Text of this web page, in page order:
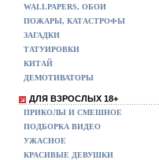
WALLPAPERS, ОБОИ
ПОЖАРЫ, КАТАСТРОФЫ
ЗАГАДКИ
ТАТУИРОВКИ
КИТАЙ
ДЕМОТИВАТОРЫ
ДЛЯ ВЗРОСЛЫХ 18+
ПРИКОЛЫ И СМЕШНОЕ
ПОДБОРКА ВИДЕО
УЖАСНОЕ
КРАСИВЫЕ ДЕВУШКИ